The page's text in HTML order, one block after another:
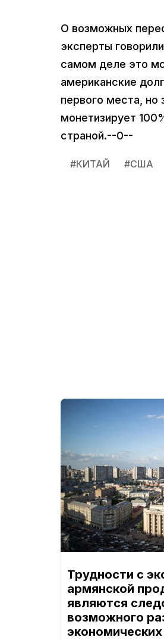
О возможных
эксперты
самом деле это
американские
первого места, но
монетизирует
страной.--0--
#КИТАЙ #США
Трудности с
армянской
являются
возможного